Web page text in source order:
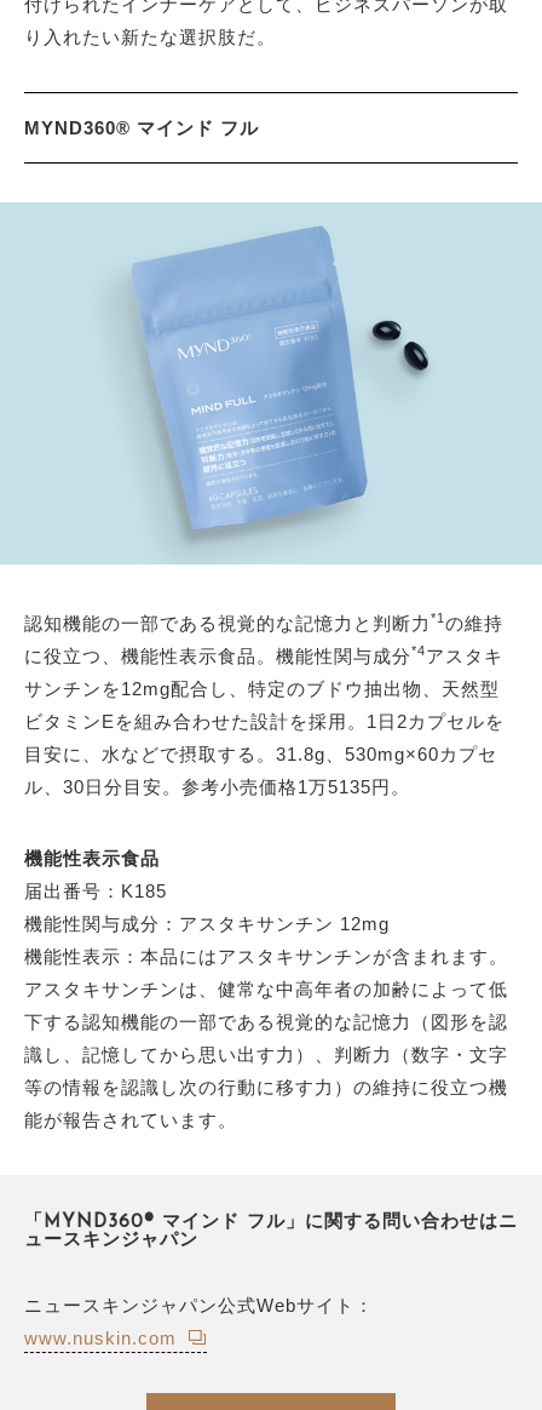
付けられたインナーケアとして、ビジネスパーソンが取
り入れたい新たな選択肢だ。
MYND360® マインド フル
認知機能の一部である視覚的な記憶力と判断力 *1 の維持
に役立つ、機能性表示食品。機能性関与成分*4アスタキ
サンチンを12mg配合し、特定のブドウ抽出物、天然型
ビタミンEを組み合わせた設計を採用。1日2カプセルを
目安に、水などで摂取する。31.8g、530mg×60カプセ
ル、30日分目安。参考小売価格1万5135円。
機能性表示食品
届出番号：K185
機能性関与成分：アスタキサンチン 12mg
機能性表示：本品にはアスタキサンチンが含まれます。
アスタキサンチンは、健常な中高年者の加齢によって低
下する認知機能の一部である視覚的な記憶力（図形を認
識し、記憶してから思い出す力）、判断力（数字・文字
等の情報を認識し次の行動に移す力）の維持に役立つ機
能が報告されています。
「MYND360® マインド フル」に関する問い合わせはニ
ュースキンジャパン
ニュースキンジャパン公式Webサイト：
www.nuskin.com